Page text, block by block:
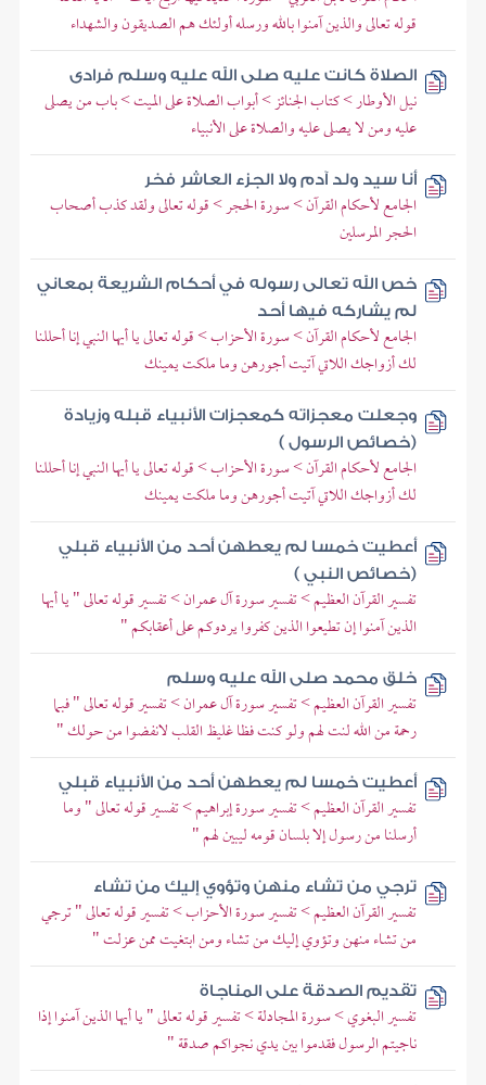
قوله تعالى والذين آمنوا بالله ورسله أولئك هم الصديقون والشهداء
الصلاة كانت عليه صلى الله عليه وسلم فرادى
نيل الأوطار > كتاب الجنائز > أبواب الصلاة على الميت > باب من يصلى
عليه ومن لا يصلى عليه والصلاة على الأنبياء
أنا سيد ولد آدم ولا الجزء العاشر فخر
الجامع لأحكام القرآن > سورة الحجر > قوله تعالى ولقد كذب أصحاب
الحجر المرسلين
خص الله تعالى رسوله في أحكام الشريعة بمعاني
لم يشاركه فيها أحد
الجامع لأحكام القرآن > سورة الأحزاب > قوله تعالى يا أيها النبي إنا أحللنا
لك أزواجك اللاتي آتيت أجورهن وما ملكت يمينك
وجعلت معجزاته كمعجزات الأنبياء قبله وزيادة
(خصائص الرسول )
الجامع لأحكام القرآن > سورة الأحزاب > قوله تعالى يا أيها النبي إنا أحللنا
لك أزواجك اللاتي آتيت أجورهن وما ملكت يمينك
أعطيت خمسا لم يعطهن أحد من الأنبياء قبلي
(خصائص النبي )
تفسير القرآن العظيم > تفسير سورة آل عمران > تفسير قوله تعالى " يا أيها
الذين آمنوا إن تطيعوا الذين كفروا يردوكم على أعقابكم "
خلق محمد صلى الله عليه وسلم
تفسير القرآن العظيم > تفسير سورة آل عمران > تفسير قوله تعالى " فبما
رحمة من الله لنت لهم ولو كنت فظا غليظ القلب لانفضوا من حولك "
أعطيت خمسا لم يعطهن أحد من الأنبياء قبلي
تفسير القرآن العظيم > تفسير سورة إبراهيم > تفسير قوله تعالى " وما
أرسلنا من رسول إلا بلسان قومه ليبين لهم "
ترجي من تشاء منهن وتؤوي إليك من تشاء
تفسير القرآن العظيم > تفسير سورة الأحزاب > تفسير قوله تعالى " ترجي
من تشاء منهن وتؤوي إليك من تشاء ومن ابتغيت ممن عزلت "
تقديم الصدقة على المناجاة
تفسير البغوي > سورة المجادلة > تفسير قوله تعالى " يا أيها الذين آمنوا إذا
ناجيتم الرسول فقدموا بين يدي نجواكم صدقة "